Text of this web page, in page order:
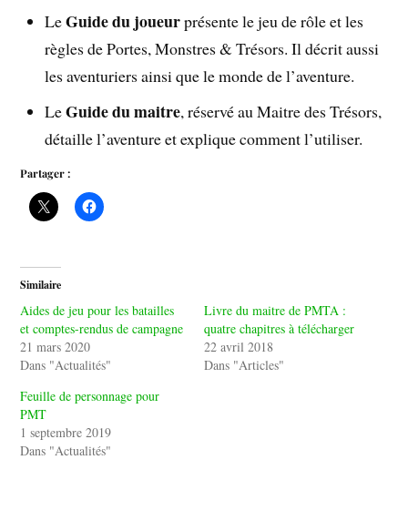
LeGuide du joueurprésente le jeu de rôle et les
règles de Portes, Monstres & Trésors. Il décrit aussi
les aventuriers ainsi que le monde de l’aventure.
LeGuide du maitre, réservé au Maitre des Trésors,
détaille l’aventure et explique comment l’utiliser.
Partager :
Similaire
Aides de jeu pour les batailles
et comptes-rendus de campagne
21 mars 2020
Dans "Actualités"
Livre du maitre de PMTA :
quatre chapitres à télécharger
22 avril 2018
Dans "Articles"
Feuille de personnage pour
PMT
1 septembre 2019
Dans "Actualités"